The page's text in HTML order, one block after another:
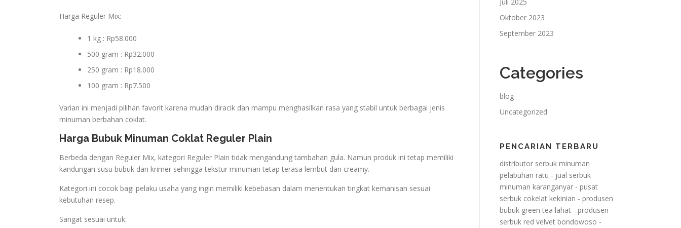
Harga Reguler Mix:
1 kg : Rp58.000
500 gram : Rp32.000
250 gram : Rp18.000
100 gram : Rp7.500
Varian ini menjadi pilihan favorit karena mudah diracik dan mampu menghasilkan rasa yang stabil untuk berbagai jenis
minuman berbahan coklat.
Harga Bubuk Minuman Coklat Reguler Plain
Berbeda dengan Reguler Mix, kategori Reguler Plain tidak mengandung tambahan gula. Namun produk ini tetap memiliki
kandungan susu bubuk dan krimer sehingga tekstur minuman tetap terasa lembut dan creamy.
Kategori ini cocok bagi pelaku usaha yang ingin memiliki kebebasan dalam menentukan tingkat kemanisan sesuai
kebutuhan resep.
Sangat sesuai untuk:
Oktober 2023
September 2023
Categories
blog
Uncategorized
PENCARIAN TERBARU
distributor serbuk minuman
pelabuhan ratu - jual serbuk
minuman karanganyar - pusat
serbuk cokelat kekinian - produsen
bubuk green tea lahat - produsen
serbuk red velvet bondowoso -